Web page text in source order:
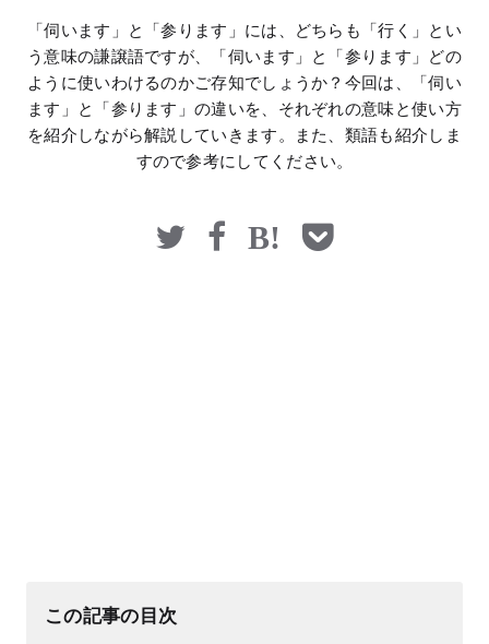
「伺います」と「参ります」には、どちらも「行く」とい
う意味の謙譲語ですが、「伺います」と「参ります」どの
ように使いわけるのかご存知でしょうか？今回は、「伺い
ます」と「参ります」の違いを、それぞれの意味と使い方
を紹介しながら解説していきます。また、類語も紹介しま
すので参考にしてください。
この記事の目次